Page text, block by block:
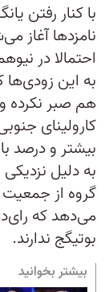
با کنار رفتن
نامزدها آغاز
احتمالا در
به این زودی‌ها
هم صبر نکرده
کارولینای
بیشتر و درصد
به دلیل نزدیکی
گروه از
می‌دهد که
بوتیگج ندارند.
بیشتر بخوانید